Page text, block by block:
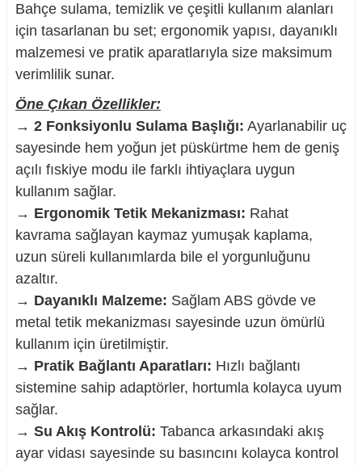
Ucu
Bahçe sulama, temizlik ve çeşitli kullanım alanları
için tasarlanan bu set; ergonomik yapısı, dayanıklı
malzemesi ve pratik aparatlarıyla size maksimum
verimlilik sunar.
Öne Çıkan Özellikler:
→ 2 Fonksiyonlu Sulama Başlığı: Ayarlanabilir uç
sayesinde hem yoğun jet püskürtme hem de geniş
açılı fıskiye modu ile farklı ihtiyaçlara uygun
kullanım sağlar.
→ Ergonomik Tetik Mekanizması: Rahat
kavrama sağlayan kaymaz yumuşak kaplama,
uzun süreli kullanımlarda bile el yorgunluğunu
azaltır.
→ Dayanıklı Malzeme: Sağlam ABS gövde ve
metal tetik mekanizması sayesinde uzun ömürlü
kullanım için üretilmiştir.
→ Pratik Bağlantı Aparatları: Hızlı bağlantı
sistemine sahip adaptörler, hortumla kolayca uyum
sağlar.
→ Su Akış Kontrolü: Tabanca arkasındaki akış
ayar vidası sayesinde su basıncını kolayca kontrol